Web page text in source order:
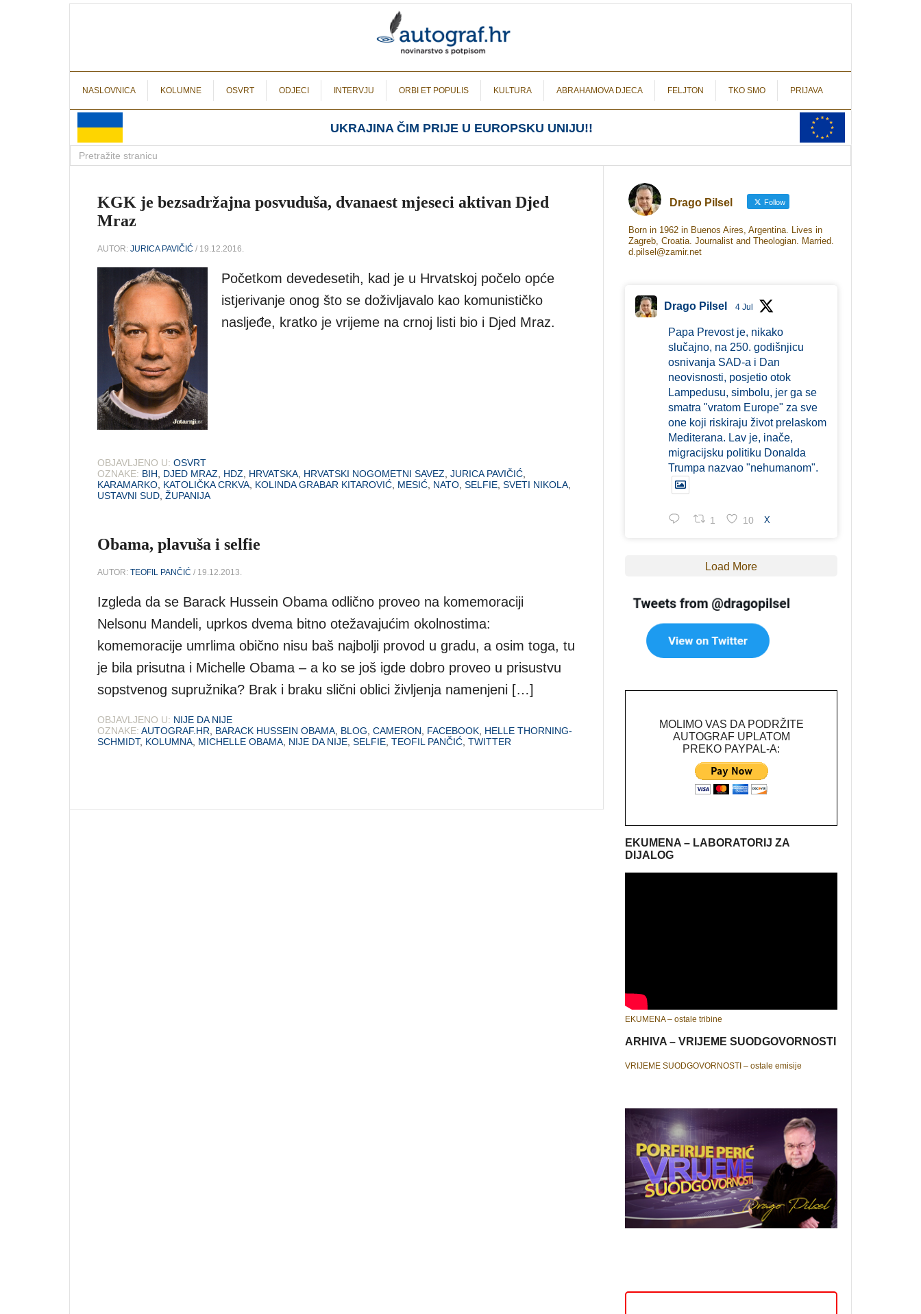
NASLOVNICA KOLUMNE OSVRT ODJECI INTERVJU ORBI ET POPULIS KULTURA ABRAHAMOVA DJECA FELJTON TKO SMO PRIJAVA
UKRAJINA ČIM PRIJE U EUROPSKU UNIJU!!
KGK je bezsadržajna posvuduša, dvanaest mjeseci aktivan Djed
Mraz
AUTOR: JURICA PAVIČIĆ / 19.12.2016.
Početkom devedesetih, kad je u Hrvatskoj počelo opće
istjerivanje onog što se doživljavalo kao komunističko
nasljeđe, kratko je vrijeme na crnoj listi bio i Djed Mraz.
OBJAVLJENO U: OSVRT
OZNAKE: BIH DJED MRAZ HDZ HRVATSKA HRVATSKI NOGOMETNI SAVEZ JURICA PAVIČIĆ
KARAMARKO KATOLIČKA CRKVA KOLINDA GRABAR KITAROVIĆ MESIĆ NATO SELFIE SVETI NIKOLA
USTAVNI SUD ŽUPANIJA
Obama, plavuša i selfie
AUTOR: TEOFIL PANČIĆ / 19.12.2013.
Izgleda da se Barack Hussein Obama odlično proveo na komemoraciji
Nelsonu Mandeli, uprkos dvema bitno otežavajućim okolnostima:
komemoracije umrlima obično nisu baš najbolji provod u gradu, a osim toga, tu
je bila prisutna i Michelle Obama – a ko se još igde dobro proveo u prisustvu
sopstvenog supružnika? Brak i braku slični oblici življenja namenjeni […]
OBJAVLJENO U: NIJE DA NIJE
OZNAKE: AUTOGRAF.HR BARACK HUSSEIN OBAMA BLOG CAMERON FACEBOOK HELLE THORNING-
SCHMIDT, KOLUMNA MICHELLE OBAMA NIJE DA NIJE SELFIE TEOFIL PANČIĆ TWITTER
Drago Pilsel Follow
Born in 1962 in Buenos Aires, Argentina. Lives in
Zagreb, Croatia. Journalist and Theologian. Married.
d.pilsel@zamir.net
Drago Pilsel 4 Jul
Papa Prevost je, nikako
slučajno, na 250. godišnjicu
osnivanja SAD-a i Dan
neovisnosti, posjetio otok
Lampedusu, simbolu, jer ga se
smatra "vratom Europe" za sve
one koji riskiraju život prelaskom
Mediterana. Lav je, inače,
migracijsku politiku Donalda
Trumpa nazvao "nehumanom".
1 10 X
Load More
MOLIMO VAS DA PODRŽITE
AUTOGRAF UPLATOM
PREKO PAYPAL-A:
EKUMENA – LABORATORIJ ZA
DIJALOG
EKUMENA – ostale tribine
ARHIVA – VRIJEME SUODGOVORNOSTI
VRIJEME SUODGOVORNOSTI – ostale emisije